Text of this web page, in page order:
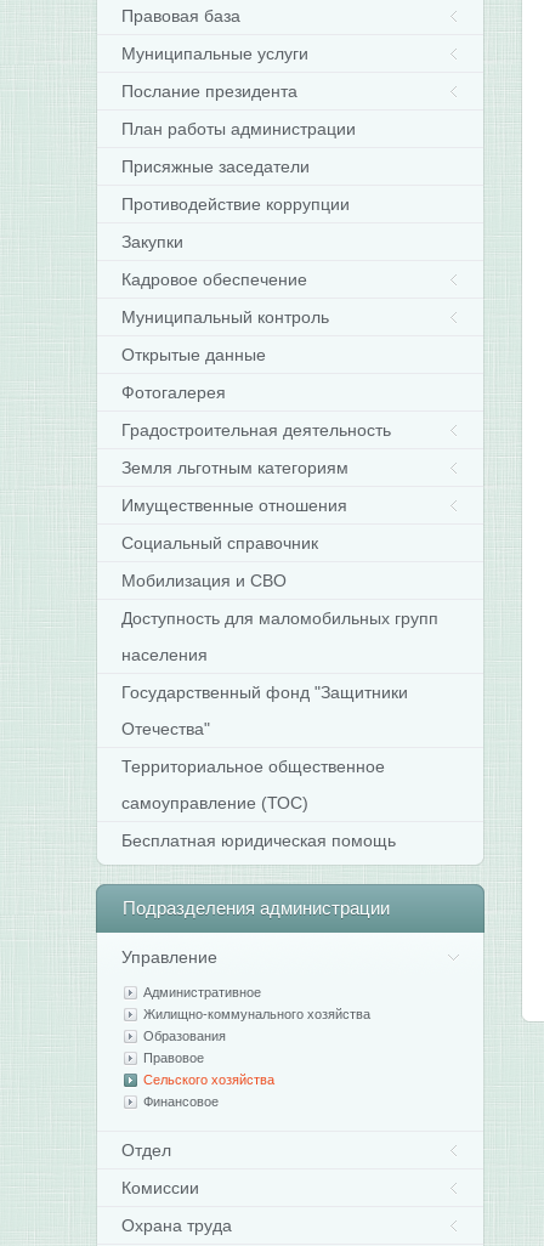
Правовая база
Муниципальные услуги
Послание президента
План работы администрации
Присяжные заседатели
Противодействие коррупции
Закупки
Кадровое обеспечение
Муниципальный контроль
Открытые данные
Фотогалерея
Градостроительная деятельность
Земля льготным категориям
Имущественные отношения
Социальный справочник
Мобилизация и СВО
Доступность для маломобильных групп
населения
Государственный фонд "Защитники
Отечества"
Территориальное общественное
самоуправление (ТОС)
Бесплатная юридическая помощь
Подразделения администрации
Управление
Административное
Жилищно-коммунального хозяйства
Образования
Правовое
Сельского хозяйства
Финансовое
Отдел
Комиссии
Охрана труда